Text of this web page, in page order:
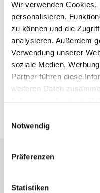
Wir verwenden Cookies,
personalisieren,
zu können und die
analysieren. Außerdem
Verwendung unserer
soziale Medien,
Partner führen diese
weiteren Daten
haben oder die sie im
Notwendig
Präferenzen
Statistiken
Noch mehr Infos